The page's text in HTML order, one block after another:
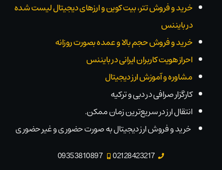
خرید و فروش تتر، بیت کوین و ارزهای دیجیتال لیست شده
در بایننس
خرید و فروش حجم بالا و عمده بصورت روزانه
احراز هویت کاربران ایرانی در بایننس
مشاوره و آموزش ارز دیجیتال
کارگزار صرافی در دبی و ترکیه
انتقال ارز در سریع‌ترین زمان ممکن.
خرید و فروش ارز دیجیتال به صورت حضوری و غیر حضوری
02128423217
09353810897